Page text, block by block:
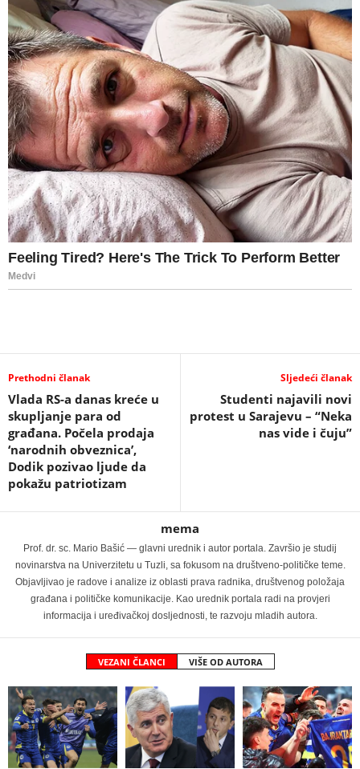
Prethodni članak
Vlada RS-a danas kreće u
skupljanje para od
građana. Počela prodaja
‘narodnih obveznica’,
Dodik pozivao ljude da
pokažu patriotizam
Sljedeći članak
Studenti najavili novi
protest u Sarajevu – “Neka
nas vide i čuju”
mema
Prof. dr. sc. Mario Bašić — glavni urednik i autor portala. Završio je studij
novinarstva na Univerzitetu u Tuzli, sa fokusom na društveno-političke teme.
Objavljivao je radove i analize iz oblasti prava radnika, društvenog položaja
građana i političke komunikacije. Kao urednik portala radi na provjeri
informacija i uređivačkoj dosljednosti, te razvoju mladih autora.
VEZANI ČLANCI VIŠE OD AUTORA